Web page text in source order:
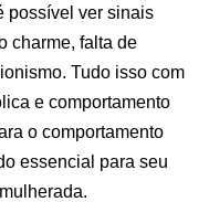
possível ver sinais
charme, falta de
Tudo isso com
e comportamento
o comportamento
essencial para seu